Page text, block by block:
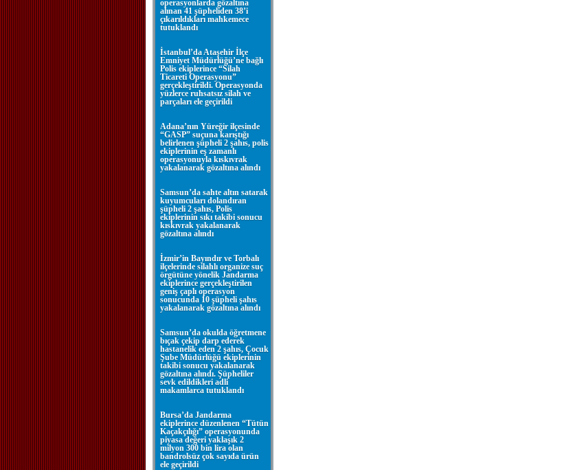
operasyonlarda gözaltına
alınan 41 şüpheliden 38’i
çıkarıldıkları mahkemece
tutuklandı
İstanbul’da Ataşehir İlçe
Emniyet Müdürlüğü’ne bağlı
Polis ekiplerince “Silah
Ticareti Operasyonu”
gerçekleştirildi. Operasyonda
yüzlerce ruhsatsız silah ve
parçaları ele geçirildi
Adana’nın Yüreğir ilçesinde
“GASP” suçuna karıştığı
belirlenen şüpheli 2 şahıs, polis
ekiplerinin eş zamanlı
operasyonuyla kıskıvrak
yakalanarak gözaltına alındı
Samsun’da sahte altın satarak
kuyumcuları dolandıran
şüpheli 2 şahıs, Polis
ekiplerinin sıkı takibi sonucu
kıskıvrak yakalanarak
gözaltına alındı
İzmir’in Bayındır ve Torbalı
ilçelerinde silahlı organize suç
örgütüne yönelik Jandarma
ekiplerince gerçekleştirilen
geniş çaplı operasyon
sonucunda 10 şüpheli şahıs
yakalanarak gözaltına alındı
Samsun’da okulda öğretmene
bıçak çekip darp ederek
hastanelik eden 2 şahıs, Çocuk
Şube Müdürlüğü ekiplerinin
takibi sonucu yakalanarak
gözaltına alındı. Şüpheliler
sevk edildikleri adli
makamlarca tutuklandı
Bursa’da Jandarma
ekiplerince düzenlenen “Tütün
Kaçakçılığı” operasyonunda
piyasa değeri yaklaşık 2
milyon 300 bin lira olan
bandrolsüz çok sayıda ürün
ele geçirildi